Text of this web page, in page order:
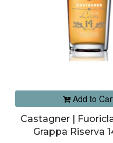
Add to
Castagner |
Grappa Riserva